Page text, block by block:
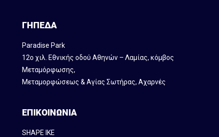
ΓΗΠΕΔΑ
Paradise Park
12ο χιλ. Εθνικής οδού Αθηνών – Λαμίας, κόμβος
Mεταμόρφωσης,
Μεταμορφώσεως & Αγίας Σωτήρας, Αχαρνές
ΕΠΙΚΟΙΝΩΝΙΑ
SHAPE IKE